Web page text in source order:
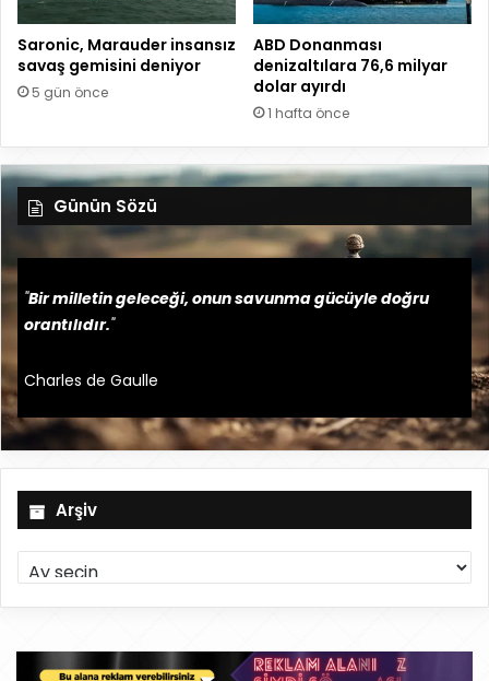
Saronic, Marauder insansız
savaş gemisini deniyor
5 gün önce
ABD Donanması
denizaltılara 76,6 milyar
dolar ayırdı
1 hafta önce
Günün Sözü
"Bir milletin geleceği, onun savunma gücüyle doğru
orantılıdır."
Charles de Gaulle
Arşiv
r
ş
v